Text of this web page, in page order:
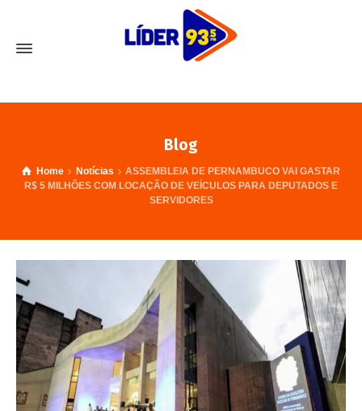
Blog
Home Notícias
ASSEMBLEIA DE PERNAMBUCO VAI GASTAR
R$ 5 MILHÕES COM LOCAÇÃO DE VEÍCULOS PARA DEPUTADOS E
SERVIDORES